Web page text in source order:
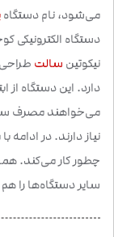
می‌شود، نام دستگاه
دستگاه
نیکوتین سالت
دارد. این دستگاه
می‌خواهند مصرف
نیاز دارند. در
چطور کار می‌کند.
سایر دستگاه‌ها را